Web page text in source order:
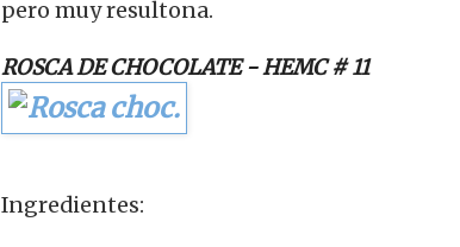
pero muy resultona.
ROSCA DE CHOCOLATE - HEMC # 11
Ingredientes: